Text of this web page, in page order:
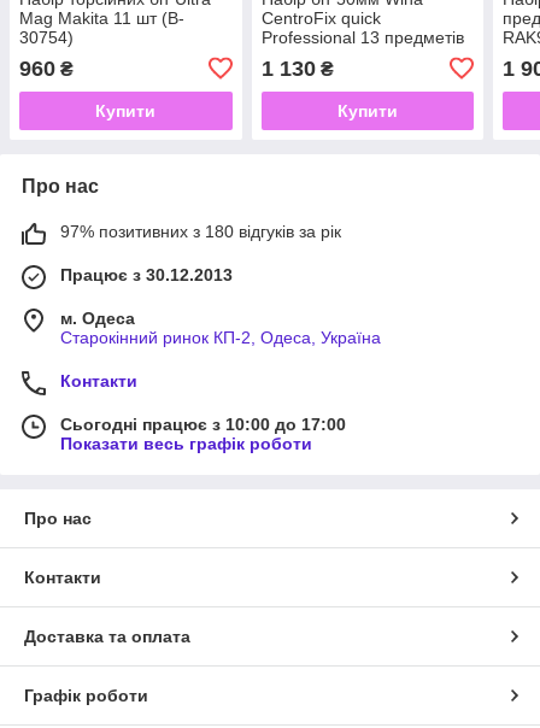
Mag Makita 11 шт (B-
30754)
960 ₴
Купити
CentroFix quick
Professional 13 предметів
1 130₴
Купити
1
Про нас
97% позитивних з 180 відгуків за рік
Працює з 30.12.2013
м. Одеса
Старокінний ринок КП-2, Одеса, Україна
Контакти
Сьогодні працює з 10:00 до 17:00
Показати весь графік роботи
Про нас
Контакти
Доставка та оплата
Графік роботи